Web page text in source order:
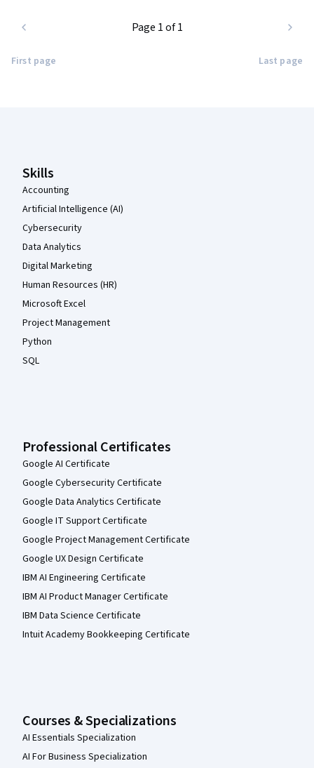
First page
Page 1 of 1
Last page
Skills
Accounting
Artificial Intelligence (AI)
Cybersecurity
Data Analytics
Digital Marketing
Human Resources (HR)
Microsoft Excel
Project Management
Python
SQL
Professional Certificates
Google AI Certificate
Google Cybersecurity Certificate
Google Data Analytics Certificate
Google IT Support Certificate
Google Project Management Certificate
Google UX Design Certificate
IBM AI Engineering Certificate
IBM AI Product Manager Certificate
IBM Data Science Certificate
Intuit Academy Bookkeeping Certificate
Courses & Specializations
AI Essentials Specialization
AI For Business Specialization